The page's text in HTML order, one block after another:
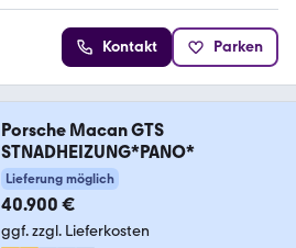
Kontakt Parken
Porsche Macan GTS
STNADHEIZUNG*PANO*
Lieferung möglich
40.900 €
ggf. zzgl. Lieferkosten